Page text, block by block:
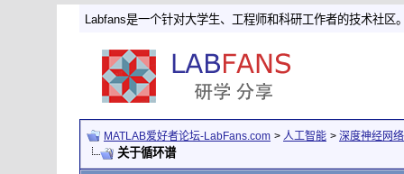
Labfans是一个针对大学生、工程师和科研工作者的技术社区
MATLAB爱好者论坛-LabFans.com > 人工智能 > 深度神经网
关于循环谱